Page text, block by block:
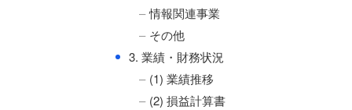
情報関連事業
その他
● 3. 業績・財務状況
(1) 業績推移
(2) 損益計算書